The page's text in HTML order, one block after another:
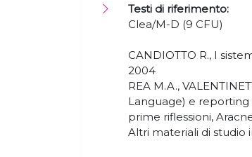
Testi di riferimento:
Clea/M-D (9 CFU)
CANDIOTTO R., I
2004
REA M.A.,
Language) e reporting
prime riflessioni,
Altri materiali di studio